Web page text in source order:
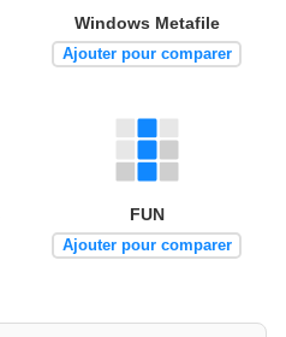
Windows Metafile
Ajouter pour comparer
FUN
Ajouter pour comparer